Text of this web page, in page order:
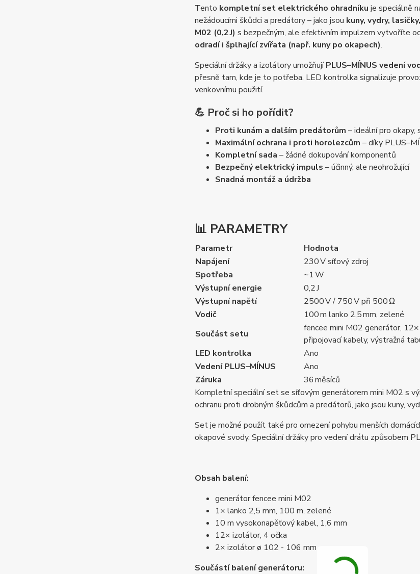
Tento kompletní set elektrického ohradníku je speciálně
nežádoucími škůdci a predátory – jako jsou kuny, vydry,
M02 (0,2 J) s bezpečným, ale efektivním impulzem vytvoříte
odradí i šplhající zvířata (např. kuny po okapech).
Speciální držáky a izolátory umožňujíPLUS–MÍNUS vedení
přesně tam, kde je to potřeba. LED kontrolka signalizuje
venkovnímu použití.
💪 Proč si ho pořídit?
Proti kunám a dalším predátorům – ideální pro
Maximální ochrana i proti horolezcům – díky
Kompletní sada – žádné dokupování komponentů
Bezpečný elektrický impuls – účinný, ale neohrožující
Snadná montáž a údržba
📊 PARAMETRY
Parametr
Hodnota
Napájení
230 V síťový zdroj
Spotřeba
~1 W
Výstupní energie
0,2 J
Výstupní napětí
2500 V / 750 V při 500 Ω
Vodič
100 m lanko 2,5 mm, zelené
Součást setu
fencee mini M02 generátor,
připojovací kabely, výstražná
LED kontrolka
Ano
Vedení PLUS–MÍNUS
Ano
Záruka
36 měsíců
Kompletní speciální set se síťovým generátorem mini M02 s
ochranu proti drobným škůdcům a predátorů, jako jsou kuny,
Set je možné použít také pro omezení pohybu menších
okapové svody. Speciální držáky pro vedení drátu způsobem
Obsah balení:
generátor fencee mini M02
1× lanko 2,5 mm, 100 m, zelené
10 m vysokonapěťový kabel, 1,6 mm
12× izolátor, 4 očka
2× izolátor ø 102 - 106 mm
Součástí balení generátoru: